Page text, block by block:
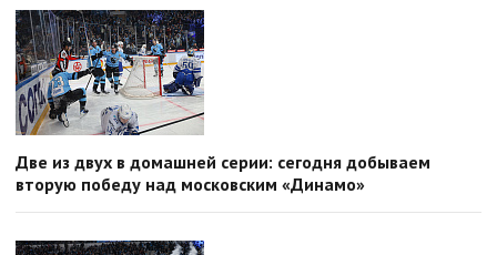
Две из двух в домашней серии: сегодня добываем
вторую победу над московским «Динамо»